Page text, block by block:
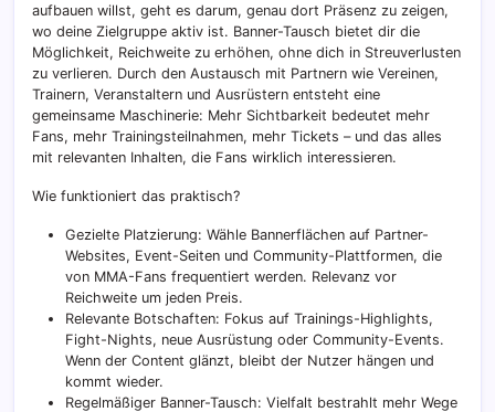
aufbauen willst, geht es darum, genau dort Präsenz zu zeigen,
wo deine Zielgruppe aktiv ist. Banner-Tausch bietet dir die
Möglichkeit, Reichweite zu erhöhen, ohne dich in Streuverlusten
zu verlieren. Durch den Austausch mit Partnern wie Vereinen,
Trainern, Veranstaltern und Ausrüstern entsteht eine
gemeinsame Maschinerie: Mehr Sichtbarkeit bedeutet mehr
Fans, mehr Trainingsteilnahmen, mehr Tickets – und das alles
mit relevanten Inhalten, die Fans wirklich interessieren.
Wie funktioniert das praktisch?
Gezielte Platzierung: Wähle Bannerflächen auf Partner-
Websites, Event-Seiten und Community-Plattformen, die
von MMA-Fans frequentiert werden. Relevanz vor
Reichweite um jeden Preis.
Relevante Botschaften: Fokus auf Trainings-Highlights,
Fight-Nights, neue Ausrüstung oder Community-Events.
Wenn der Content glänzt, bleibt der Nutzer hängen und
kommt wieder.
Regelmäßiger Banner-Tausch: Vielfalt bestrahlt mehr Wege